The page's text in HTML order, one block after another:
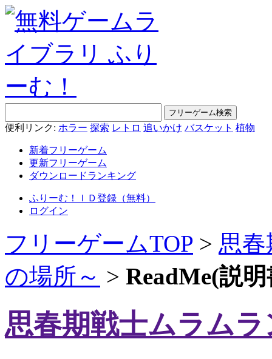
便利リンク: ホラー 探索 レトロ 追いかけ バスケット 植物
新着フリーゲーム
更新フリーゲーム
ダウンロードランキング
ふりーむ！ＩＤ登録（無料）
ログイン
フリーゲームTOP > 思
の場所～ > ReadMe(説
思春期戦士ムラム